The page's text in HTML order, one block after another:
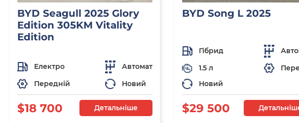
BYD Seagull 2025 Glory
Edition 305KM Vitality
Edition
Електро
Автомат
Передній
Новий
$18 700 Детальніше
BYD Song L 2025
Гібрид
1.5 л
Новий
$29 500